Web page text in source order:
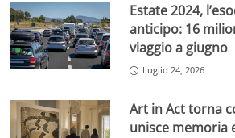
Estate 2024,
anticipo: 16
viaggio a giugno
Luglio 24, 2026
Art in Act torna
unisce memoria